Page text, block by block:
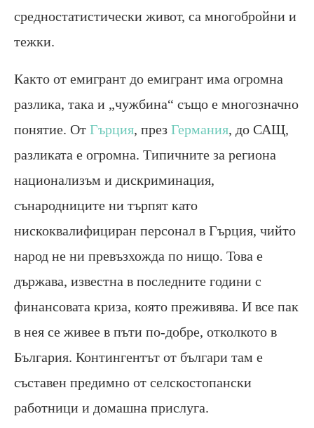
средностатистически живот, са многобройни и
тежки.
Както от емигрант до емигрант има огромна
разлика, така и „чужбина“ също е многозначно
понятие. От Гърция, през Германия, до САЩ,
разликата е огромна. Типичните за региона
национализъм и дискриминация,
сънародниците ни търпят като
нискоквалифициран персонал в Гърция, чийто
народ не ни превъзхожда по нищо. Това е
държава, известна в последните години с
финансовата криза, която преживява. И все пак
в нея се живее в пъти по-добре, отколкото в
България. Контингентът от българи там е
съставен предимно от селскостопански
работници и домашна прислуга.